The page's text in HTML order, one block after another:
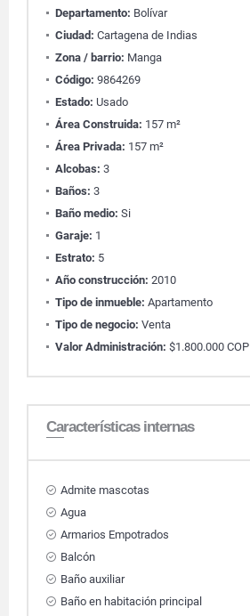
Departamento: Bolívar
Ciudad: Cartagena de Indias
Zona / barrio: Manga
Código: 9864269
Estado: Usado
Área Construida: 157 m²
Área Privada: 157 m²
Alcobas: 3
Baños: 3
Baño medio: Si
Garaje: 1
Estrato: 5
Año construcción: 2010
Tipo de inmueble: Apartamento
Tipo de negocio: Venta
Valor Administración: $1.800.000 COP
Características internas
Admite mascotas
Agua
Armarios Empotrados
Balcón
Baño auxiliar
Baño en habitación principal